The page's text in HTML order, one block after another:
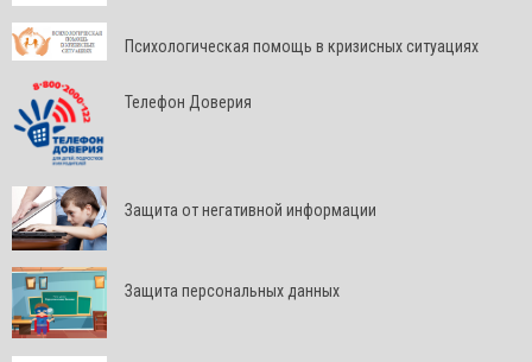
Психологическая помощь в кризисных ситуациях
Телефон Доверия
Защита от негативной информации
Защита персональных данных